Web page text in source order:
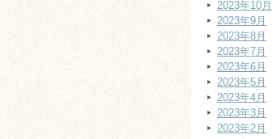
2023年10月
2023年9月
2023年8月
2023年7月
2023年6月
2023年5月
2023年4月
2023年3月
2023年2月